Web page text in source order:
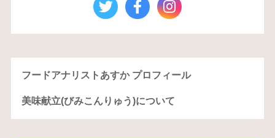
フードアナリストあすか プロフィール
美味献立(びみこんりゅう)について